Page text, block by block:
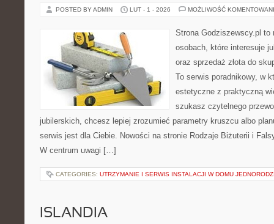
POSTED BY ADMIN LUT - 1 - 2026 MOŻLIWOŚĆ
Strona Godziszewscy.pl
osobach, które interesuje
oraz sprzedaż złota do
To serwis poradnikowy, w
estetyczne z praktyczną
szukasz czytelnego
jubilerskich, chcesz lepiej zrozumieć parametry kruszcu albo
serwis jest dla Ciebie. Nowości na stronie Rodzaje Biżuterii i
W centrum uwagi […]
CATEGORIES: UTRZYMANIE I SERWIS INSTALACJI W DOMU
ISLANDIA